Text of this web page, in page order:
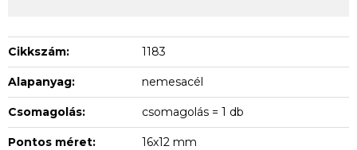
Cikkszám: 1183
Alapanyag: nemesacél
Csomagolás: csomagolás = 1 db
Pontos méret: 16x12 mm